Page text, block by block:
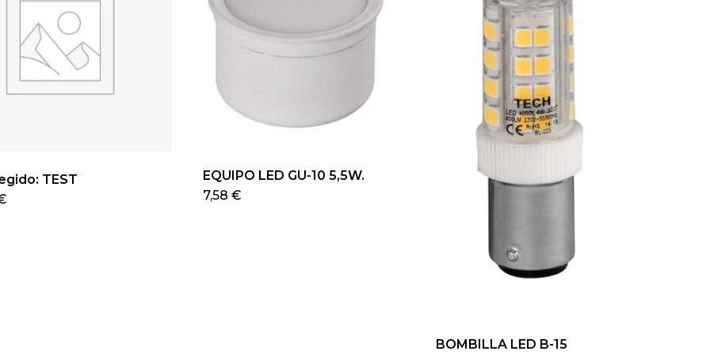
TEST
EQUIPO LED GU-10 5,5W.
7,58 €
BOMBILLA LED B-15